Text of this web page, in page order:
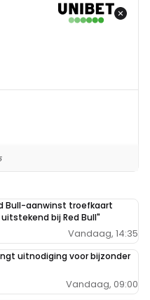
Bull-aanwinst troefkaart
bij Red Bull"
Vandaag, 14:35
uitnodiging voor bijzonder
Vandaag, 09:00